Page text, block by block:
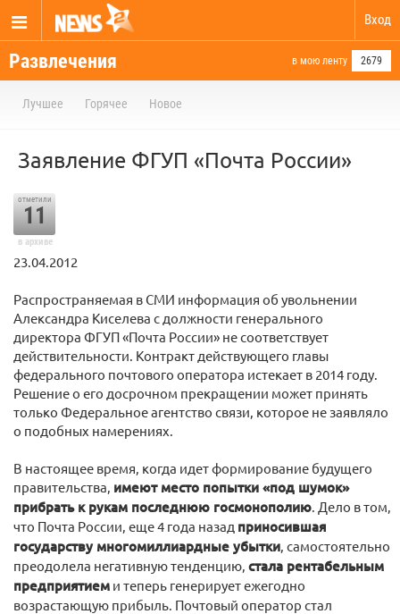
Вход
Развлечения в мою ленту 2679
Лучшее Горячее Новое
Заявление ФГУП «Почта России»
отметили
11
в архиве
23.04.2012
Распространяемая в СМИ информация об увольнении
Александра Киселева с должности генерального
директора ФГУП «Почта России» не соответствует
действительности. Контракт действующего главы
федерального почтового оператора истекает в 2014 году.
Решение о его досрочном прекращении может принять
только Федеральное агентство связи, которое не заявляло
о подобных намерениях.
В настоящее время, когда идет формирование будущего
правительства, имеют место попытки «под шумок»
прибрать к рукам последнюю госмонополию. Дело в том,
что Почта России, еще 4 года назад приносившая
государству многомиллиардные убытки, самостоятельно
преодолела негативную тенденцию, стала рентабельным
предприятием и теперь генерирует ежегодно
возрастающую прибыль. Почтовый оператор стал